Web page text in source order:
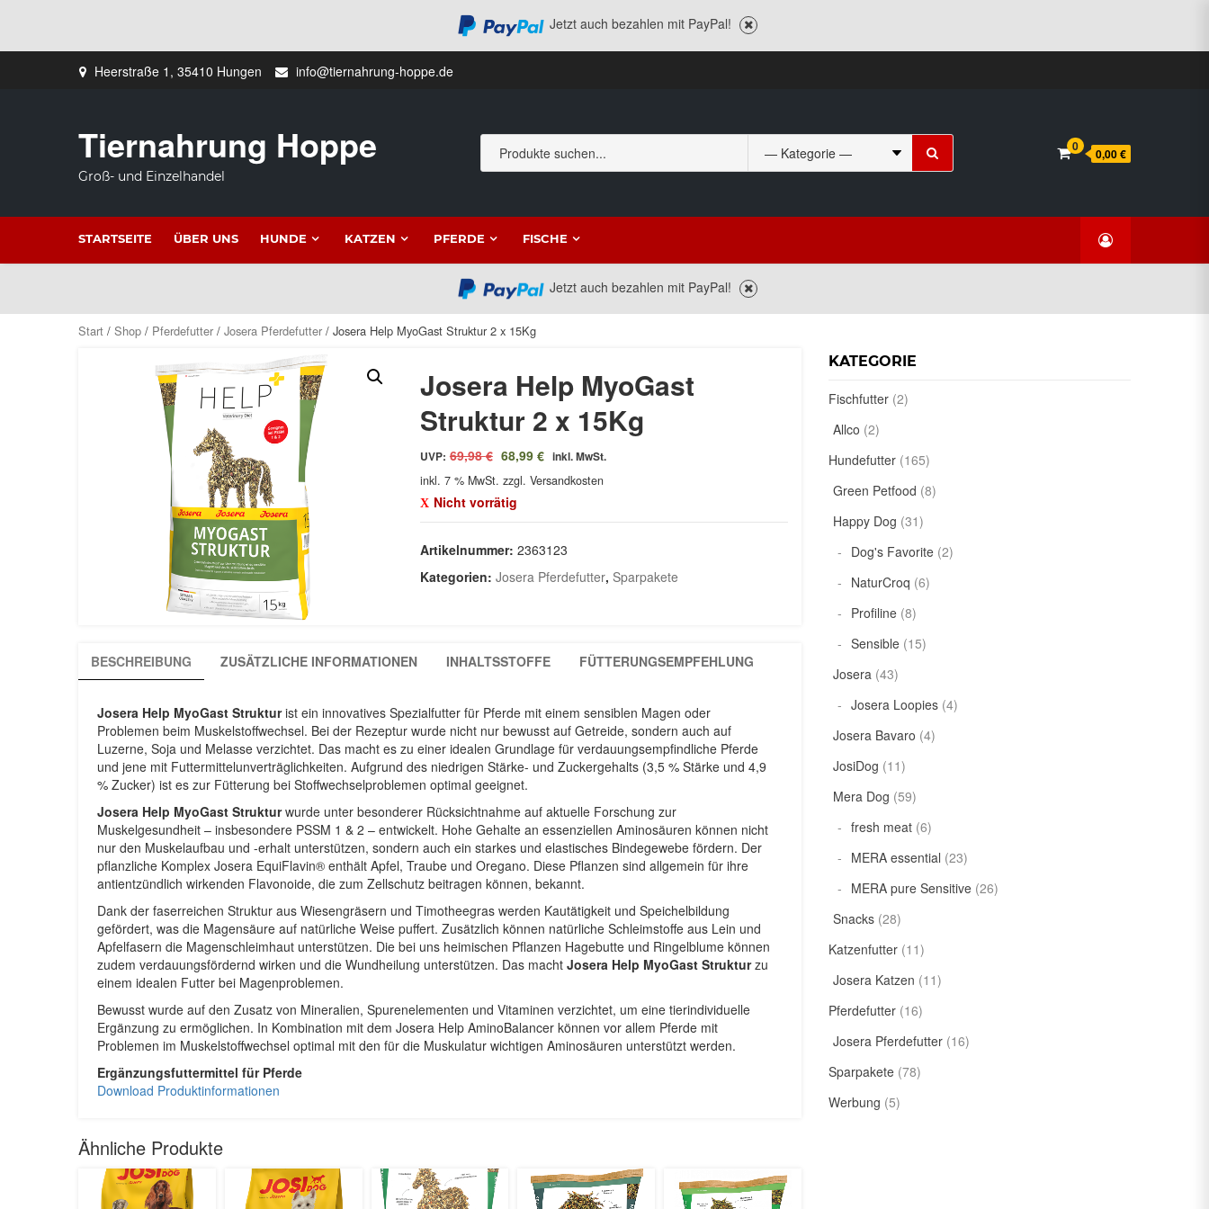
Jetzt auch bezahlen mit PayPal!
Heerstraße 1, 35410 Hungen info@tiernahrung-hoppe.de
Tiernahrung Hoppe
Groß- und Einzelhandel
Suchen
nach:
0 0,00 €
STARTSEITE ÜBER UNS HUNDE KATZEN PFERDE FISCHE
Jetzt auch bezahlen mit PayPal!
Start / Shop / Pferdefutter / Josera Pferdefutter / Josera Help MyoGast Struktur 2 x 15Kg
Josera Help MyoGast
Struktur 2 x 15Kg
UVP: 69,98€ Ursprünglicher
Preis
war:
69,98 €
68,99 € Aktueller
Preis
ist:
inkl. MwSt.
inkl. 7 % MwSt. zzgl. Versandkosten
Nicht vorrätig
Artikelnummer: 2363123
Kategorien: Josera Pferdefutter, Sparpakete
BESCHREIBUNG ZUSÄTZLICHE INFORMATIONEN INHALTSSTOFFE FÜTTERUNGSEMPFEHLUNG
Josera Help MyoGast Strukturist ein innovatives Spezialfutter für Pferde mit einem sensiblen Magen oder
Problemen beim Muskelstoffwechsel. Bei der Rezeptur wurde nicht nur bewusst auf Getreide, sondern auch auf
Luzerne, Soja und Melasse verzichtet. Das macht es zu einer idealen Grundlage für verdauungsempfindliche Pferde
und jene mit Futtermittelunverträglichkeiten. Aufgrund des niedrigen Stärke- und Zuckergehalts (3,5 % Stärke und 4,9
% Zucker) ist es zur Fütterung bei Stoffwechselproblemen optimal geeignet.
Josera Help MyoGast Strukturwurde unter besonderer Rücksichtnahme auf aktuelle Forschung zur
Muskelgesundheit – insbesondere PSSM 1 & 2 – entwickelt. Hohe Gehalte an essenziellen Aminosäuren können nicht
nur den Muskelaufbau und -erhalt unterstützen, sondern auch ein starkes und elastisches Bindegewebe fördern. Der
pflanzliche Komplex Josera EquiFlavin® enthält Apfel, Traube und Oregano. Diese Pflanzen sind allgemein für ihre
antientzündlich wirkenden Flavonoide, die zum Zellschutz beitragen können, bekannt.
Dank der faserreichen Struktur aus Wiesengräsern und Timotheegras werden Kautätigkeit und Speichelbildung
gefördert, was die Magensäure auf natürliche Weise puffert. Zusätzlich können natürliche Schleimstoffe aus Lein und
Apfelfasern die Magenschleimhaut unterstützen. Die bei uns heimischen Pflanzen Hagebutte und Ringelblume können
zudem verdauungsfördernd wirken und die Wundheilung unterstützen. Das macht Josera Help MyoGast Strukturzu
einem idealen Futter bei Magenproblemen.
Bewusst wurde auf den Zusatz von Mineralien, Spurenelementen und Vitaminen verzichtet, um eine tierindividuelle
Ergänzung zu ermöglichen. In Kombination mit dem Josera Help AminoBalancer können vor allem Pferde mit
Problemen im Muskelstoffwechsel optimal mit den für die Muskulatur wichtigen Aminosäuren unterstützt werden.
Ergänzungsfuttermittel für Pferde
Download Produktinformationen
Ähnliche Produkte
KATEGORIE
Fischfutter (2)
Allco (2)
Hundefutter (165)
Green Petfood (8)
Happy Dog (31)
Dog's Favorite (2)
NaturCroq (6)
Profiline (8)
Sensible (15)
Josera (43)
Josera Loopies (4)
Josera Bavaro (4)
JosiDog (11)
Mera Dog (59)
fresh meat (6)
MERA essential (23)
MERA pure Sensitive (26)
Snacks (28)
Katzenfutter (11)
Josera Katzen (11)
Pferdefutter (16)
Josera Pferdefutter (16)
Sparpakete (78)
Werbung (5)